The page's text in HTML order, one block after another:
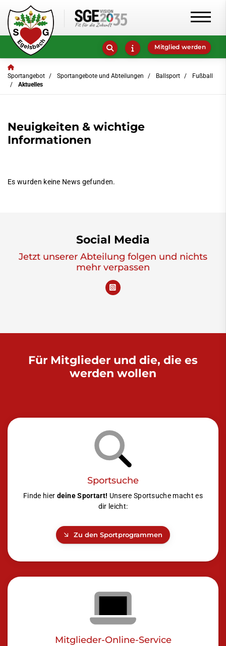
Mitglied werden
Sportangebot Sportangebote und Abteilungen Ballsport
Fußball
Aktuelles
Neuigkeiten & wichtige
Informationen
Es wurden keine News gefunden.
Social Media
Jetzt unserer Abteilung folgen und nichts
mehr verpassen
Für Mitglieder und die, die es
werden wollen
Sportsuche
Finde hier deine Sportart! Unsere Sportsuche macht es
dir leicht:
Zu den Sportprogrammen
Mitglieder-Online-Service